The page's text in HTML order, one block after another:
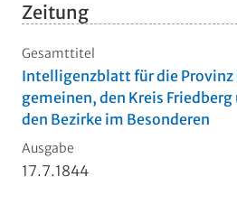
Zeitung
Gesamttitel
Intelligenzblatt für die Provinz
gemeinen, den Kreis
den Bezirke im Besonderen
Ausgabe
17.7.1844